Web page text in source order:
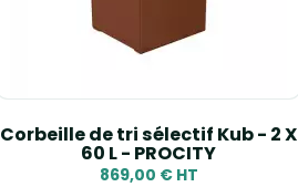
Corbeille de tri sélectif Kub - 2 X
60 L - PROCITY
869,00 € HT